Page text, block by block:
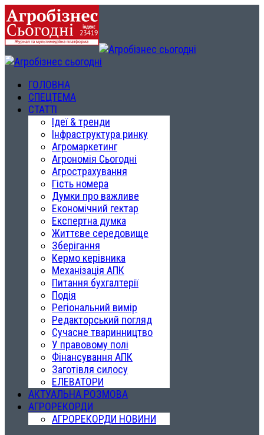
ГОЛОВНА
СПЕЦТЕМА
СТАТТІ
Ідеї & тренди
Інфраструктура ринку
Агромаркетинг
Агрономія Сьогодні
Агрострахування
Гість номера
Думки про важливе
Економічний гектар
Експертна думка
Життєве середовище
Зберігання
Кермо керівника
Механізація АПК
Питання бухгалтерії
Подія
Регіональний вимір
Редакторський погляд
Сучасне тваринництво
У правовому полі
Фінансування АПК
Заготівля силосу
ЕЛЕВАТОРИ
АКТУАЛЬНА РОЗМОВА
АГРОРЕКОРДИ
АГРОРЕКОРДИ НОВИНИ